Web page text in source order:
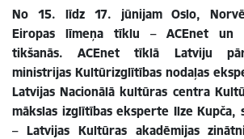
No 15. līdz 17. jūnijam Oslo,
Eiropas līmeņa tīklu – ACEnet un
tikšanās. ACEnet tīklā Latviju
ministrijas Kultūrizglītības nodaļas
Latvijas Nacionālā kultūras centra
mākslas izglītības eksperte Ilze Kupča,
– Latvijas Kultūras akadēmijas